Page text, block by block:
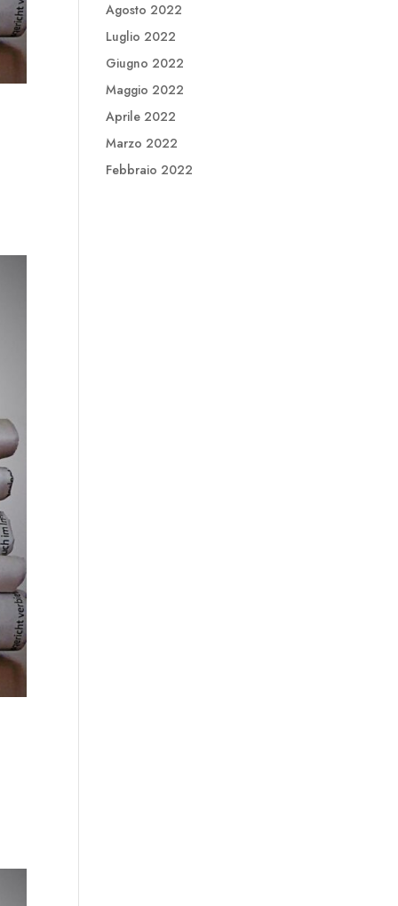
Agosto 2022
Luglio 2022
Giugno 2022
Maggio 2022
Aprile 2022
Marzo 2022
Febbraio 2022